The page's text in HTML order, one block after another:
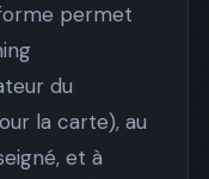
permet
du
la carte), au
et à